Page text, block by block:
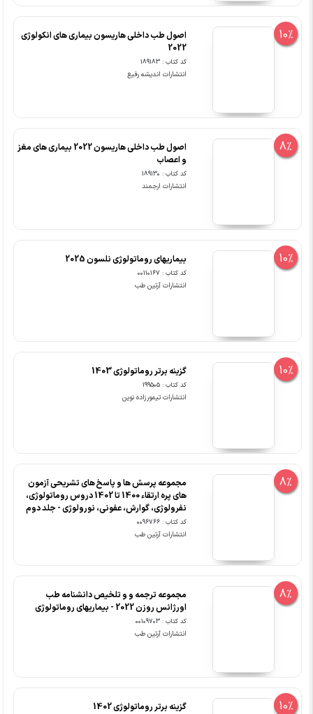
10%
اصول طب داخلی هاریسون بیماری های انکولوژی
2022
کد کتاب : 189183
انتشارات اندیشه رفیع
8%
اصول طب داخلی هاریسون 2022 بیماری های مغز
و اعصاب
کد کتاب : 189130
انتشارات ارجمند
10% بیماریهای روماتولوژی نلسون 2025
کد کتاب : 00110167
انتشارات آرتین طب
10% گزینه برتر روماتولوژی 1403
کد کتاب : 199505
انتشارات تیمورزاده نوین
8%
مجموعه پرسش ها و پاسخ های تشریحی آزمون
های پره ارتقاء 1400 تا 1402 دروس روماتولوژی،
نفرولوژی، گوارش، عفونی، نورولوژی - جلد دوم
کد کتاب : 0096766
انتشارات آرتین طب
8%
مجموعه ترجمه و و تلخیص دانشنامه طب
اورژانس روزن 2022 - بیماریهای روماتولوژی
کد کتاب : 00109703
انتشارات آرتین طب
10% گزینه برتر روماتولوژی 1402